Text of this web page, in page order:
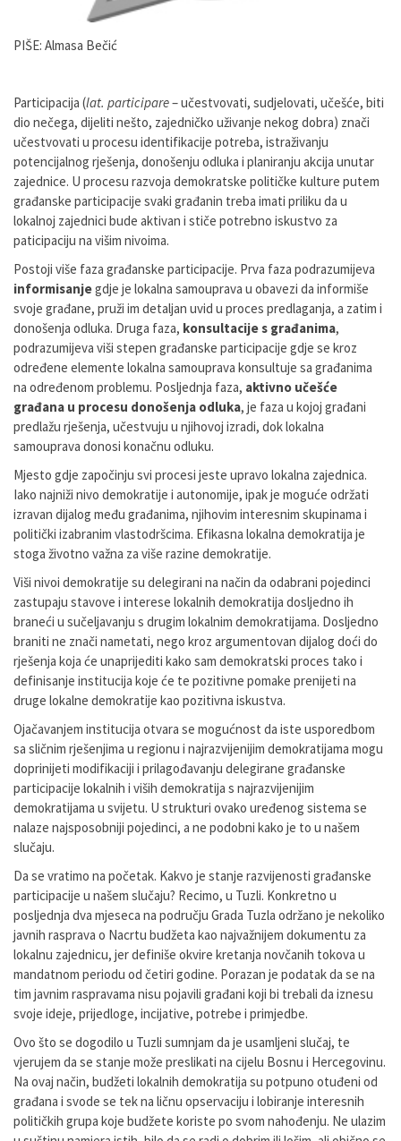
PIŠE: Almasa Bečić
Participacija (lat. participare– učestvovati, sudjelovati, učešće, biti
dio nečega, dijeliti nešto, zajedničko uživanje nekog dobra) znači
učestvovati u procesu identifikacije potreba, istraživanju
potencijalnog rješenja, donošenju odluka i planiranju akcija unutar
zajednice. U procesu razvoja demokratske političke kulture putem
građanske participacije svaki građanin treba imati priliku da u
lokalnoj zajednici bude aktivan i stiče potrebno iskustvo za
paticipaciju na višim nivoima.
Postoji više faza građanske participacije. Prva faza podrazumijeva
informisanjegdje je lokalna samouprava u obavezi da informiše
svoje građane, pruži im detaljan uvid u proces predlaganja, a zatim i
donošenja odluka. Druga faza, konsultacije s građanima,
podrazumijeva viši stepen građanske participacije gdje se kroz
određene elemente lokalna samouprava konsultuje sa građanima
na određenom problemu. Posljednja faza, aktivno učešće
građana u procesu donošenja odluka, je faza u kojoj građani
predlažu rješenja, učestvuju u njihovoj izradi, dok lokalna
samouprava donosi konačnu odluku.
Mjesto gdje započinju svi procesi jeste upravo lokalna zajednica.
Iako najniži nivo demokratije i autonomije, ipak je moguće održati
izravan dijalog među građanima, njihovim interesnim skupinama i
politički izabranim vlastodršcima. Efikasna lokalna demokratija je
stoga životno važna za više razine demokratije.
Viši nivoi demokratije su delegirani na način da odabrani pojedinci
zastupaju stavove i interese lokalnih demokratija dosljedno ih
braneći u sučeljavanju s drugim lokalnim demokratijama. Dosljedno
braniti ne znači nametati, nego kroz argumentovan dijalog doći do
rješenja koja će unaprijediti kako sam demokratski proces tako i
definisanje institucija koje će te pozitivne pomake prenijeti na
druge lokalne demokratije kao pozitivna iskustva.
Ojačavanjem institucija otvara se mogućnost da iste usporedbom
sa sličnim rješenjima u regionu i najrazvijenijim demokratijama mogu
doprinijeti modifikaciji i prilagođavanju delegirane građanske
participacije lokalnih i viših demokratija s najrazvijenijim
demokratijama u svijetu. U strukturi ovako uređenog sistema se
nalaze najsposobniji pojedinci, a ne podobni kako je to u našem
slučaju.
Da se vratimo na početak. Kakvo je stanje razvijenosti građanske
participacije u našem slučaju? Recimo, u Tuzli. Konkretno u
posljednja dva mjeseca na području Grada Tuzla održano je nekoliko
javnih rasprava o Nacrtu budžeta kao najvažnijem dokumentu za
lokalnu zajednicu, jer definiše okvire kretanja novčanih tokova u
mandatnom periodu od četiri godine. Porazan je podatak da se na
tim javnim raspravama nisu pojavili građani koji bi trebali da iznesu
svoje ideje, prijedloge, incijative, potrebe i primjedbe.
Ovo što se dogodilo u Tuzli sumnjam da je usamljeni slučaj, te
vjerujem da se stanje može preslikati na cijelu Bosnu i Hercegovinu.
Na ovaj način, budžeti lokalnih demokratija su potpuno otuđeni od
građana i svode se tek na ličnu opservaciju i lobiranje interesnih
političkih grupa koje budžete koriste po svom nahođenju. Ne ulazim